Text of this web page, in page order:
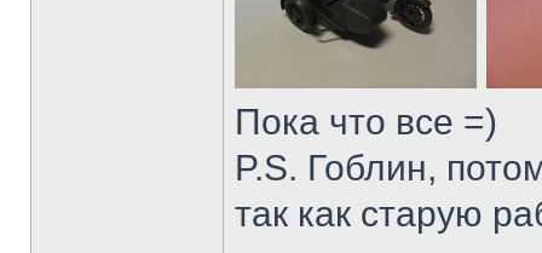
Пока что все =)
P.S. Гоблин,
так как старую